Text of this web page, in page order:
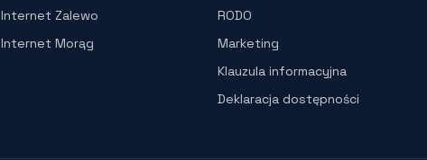
Internet Zalewo
Internet Morąg
RODO
Marketing
Klauzula informacyjna
Deklaracja dostępności